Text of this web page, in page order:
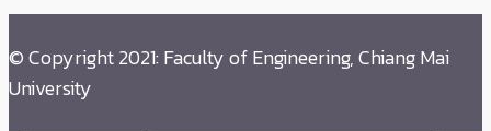
© Copyright 2021: Faculty of Engineering, Chiang Mai
University